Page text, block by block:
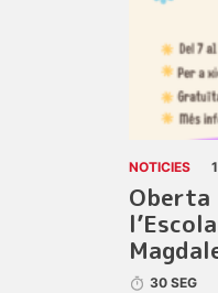
NOTICIES
Oberta
30 SEG